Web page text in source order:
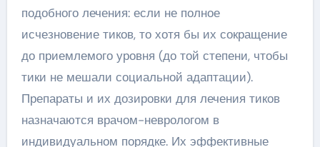
подобного лечения: если не полное
исчезновение тиков, то хотя бы их сокращение
до приемлемого уровня (до той степени, чтобы
тики не мешали социальной адаптации).
Препараты и их дозировки для лечения тиков
назначаются врачом-неврологом в
индивидуальном порядке. Их эффективные